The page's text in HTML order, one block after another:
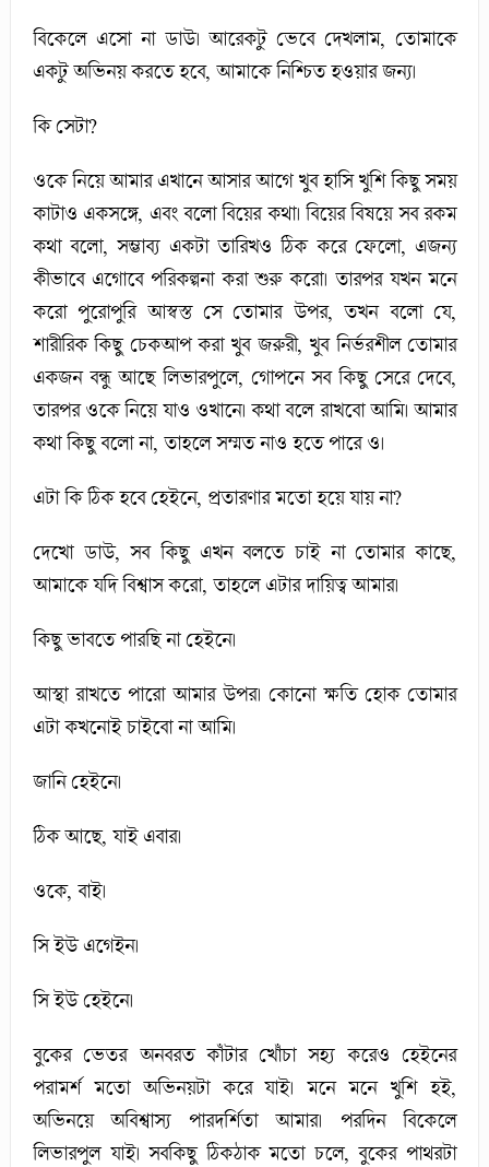
বিকেলে এসো না ডাউ। আরেকটু ভেবে দেখলাম, তোমাকে
একটু অভিনয় করতে হবে, আমাকে নিশ্চিত হওয়ার জন্য।
কি সেটা?
ওকে নিয়ে আমার এখানে আসার আগে খুব হাসি খুশি কিছু সময়
কাটাও একসঙ্গে, এবং বলো বিয়ের কথা। বিয়ের বিষয়ে সব রকম
কথা বলো, সম্ভাব্য একটা তারিখও ঠিক করে ফেলো, এজন্য
কীভাবে এগোবে পরিকল্পনা করা শুরু করো। তারপর যখন মনে
করো পুরোপুরি আস্বস্ত সে তোমার উপর, তখন বলো যে,
শারীরিক কিছু চেকআপ করা খুব জরুরী, খুব নির্ভরশীল তোমার
একজন বন্ধু আছে লিভারপুলে, গোপনে সব কিছু সেরে দেবে,
তারপর ওকে নিয়ে যাও ওখানে। কথা বলে রাখবো আমি। আমার
কথা কিছু বলো না, তাহলে সম্মত নাও হতে পারে ও।
এটা কি ঠিক হবে হেইনে, প্রতারণার মতো হয়ে যায় না?
দেখো ডাউ, সব কিছু এখন বলতে চাই না তোমার কাছে,
আমাকে যদি বিশ্বাস করো, তাহলে এটার দায়িত্ব আমার।
কিছু ভাবতে পারছি না হেইনে।
আস্থা রাখতে পারো আমার উপর। কোনো ক্ষতি হোক তোমার
এটা কখনোই চাইবো না আমি।
জানি হেইনে।
ঠিক আছে, যাই এবার।
ওকে, বাই।
সি ইউ এগেইন।
সি ইউ হেইনে।
বুকের ভেতর অনবরত কাঁটার খোঁচা সহ্য করেও হেইনের
পরামর্শ মতো অভিনয়টা করে যাই। মনে মনে খুশি হই,
অভিনয়ে অবিশ্বাস্য পারদর্শিতা আমার। পরদিন বিকেলে
লিভারপুল যাই। সবকিছু ঠিকঠাক মতো চলে, বুকের পাথরটা